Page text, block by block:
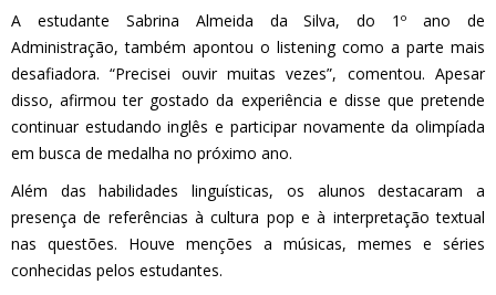
A estudante Sabrina Almeida da Silva, do 1º ano de
Administração, também apontou o listening como a parte mais
desafiadora. “Precisei ouvir muitas vezes”, comentou. Apesar
disso, afirmou ter gostado da experiência e disse que pretende
continuar estudando inglês e participar novamente da olimpíada
em busca de medalha no próximo ano.
Além das habilidades linguísticas, os alunos destacaram a
presença de referências à cultura pop e à interpretação textual
nas questões. Houve menções a músicas, memes e séries
conhecidas pelos estudantes.